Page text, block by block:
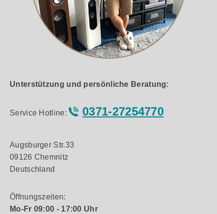
Unterstützung und persönliche Beratung:
Service Hotline: 0371-27254770
Augsburger Str.33
09126 Chemnitz
Deutschland
Öffnungszeiten:
Mo-Fr 09:00 - 17:00 Uhr